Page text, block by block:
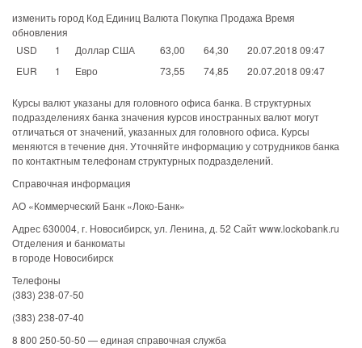
изменить город Код Единиц Валюта Покупка Продажа Время
обновления
USD
1 Доллар США 63,00 64,30
20.07.2018 09:47
EUR
1 Евро 73,55 74,85 20.07.2018 09:47
Курсы валют указаны для головного офиса банка. В структурных
подразделениях банка значения курсов иностранных валют могут
отличаться от значений, указанных для головного офиса. Курсы
меняются в течение дня. Уточняйте информацию у сотрудников банка
по контактным телефонам структурных подразделений.
Справочная информация
АО «Коммерческий Банк «Локо-Банк»
Адрес 630004, г. Новосибирск, ул. Ленина, д. 52 Сайт www.lockobank.ru
Отделения и банкоматы
в городе Новосибирск
Телефоны
(383) 238-07-50
(383) 238-07-40
8 800 250-50-50 — единая справочная служба